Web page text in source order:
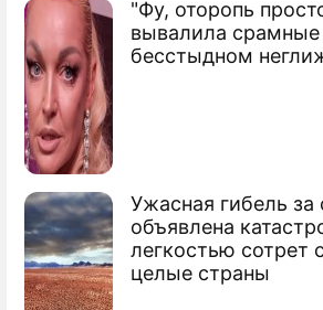
"Фу, оторопь
вывалила срамные
бесстыдном
Ужасная гибель за
объявлена
легкостью сотрет
целые страны
Фоторепортаж
Елена Малышева вышла в
сыном